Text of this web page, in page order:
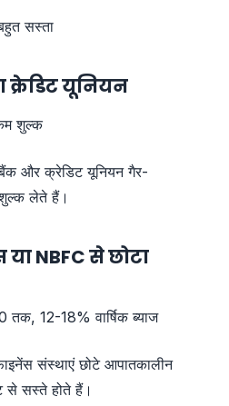
सस्ता
क्रेडिट यूनियन
शुल्क
और क्रेडिट यूनियन गैर-
लेते हैं।
NBFC से छोटा
तक, 12-18% वार्षिक ब्याज
संस्थाएं छोटे आपातकालीन
से सस्ते होते हैं।